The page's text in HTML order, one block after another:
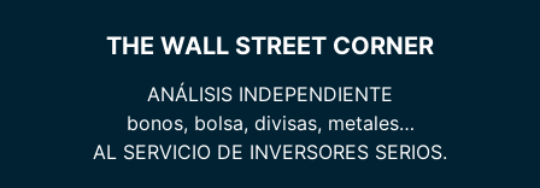
THE WALL STREET CORNER
ANÁLISIS INDEPENDIENTE
bonos, bolsa, divisas, metales…
AL SERVICIO DE INVERSORES SERIOS.